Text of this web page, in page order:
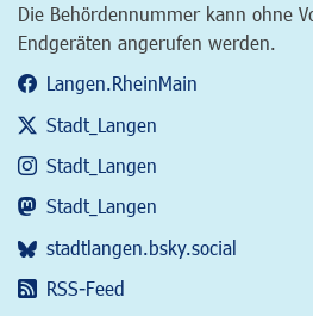
Die Behördennummer kann ohne
Endgeräten angerufen werden.
Langen.RheinMain
Stadt_Langen
Stadt_Langen
Stadt_Langen
stadtlangen.bsky.social
RSS-Feed